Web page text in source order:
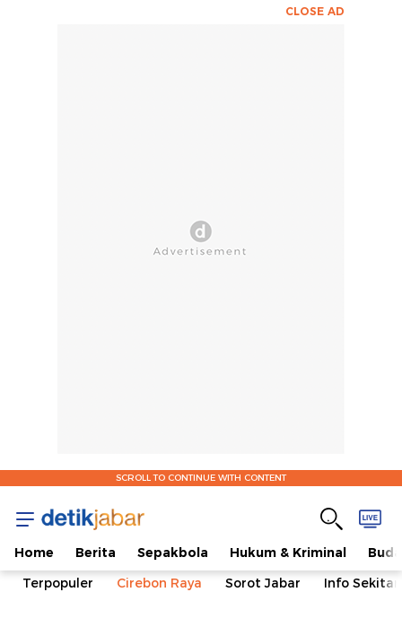
CLOSE AD
SCROLL TO CONTINUE WITH CONTENT
Home Berita Sepakbola Hukum & Kriminal
Terpopuler
Cirebon Raya Sorot Jabar Info